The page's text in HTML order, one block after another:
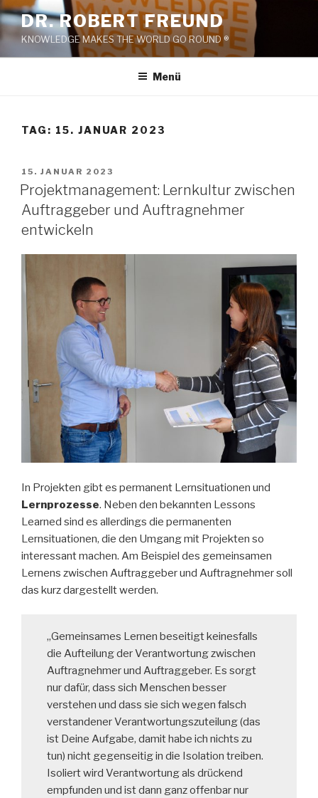
Zum
Inhalt
springen
DR. ROBERT FREUND
KNOWLEDGE MAKES THE WORLD GO ROUND ®
Menü
TAG: 15. JANUAR 2023
VERÖFFENTLICHT
AM
15. JANUAR 2023
Projektmanagement: Lernkultur zwischen
Auftraggeber und Auftragnehmer
entwickeln
In Projekten gibt es permanent Lernsituationen und
Lernprozesse. Neben den bekannten Lessons
Learned sind es allerdings die permanenten
Lernsituationen, die den Umgang mit Projekten so
interessant machen. Am Beispiel des gemeinsamen
Lernens zwischen Auftraggeber und Auftragnehmer soll
das kurz dargestellt werden.
„Gemeinsames Lernen beseitigt keinesfalls
die Aufteilung der Verantwortung zwischen
Auftragnehmer und Auftraggeber. Es sorgt
nur dafür, dass sich Menschen besser
verstehen und dass sie sich wegen falsch
verstandener Verantwortungszuteilung (das
ist Deine Aufgabe, damit habe ich nichts zu
tun) nicht gegenseitig in die Isolation treiben.
Isoliert wird Verantwortung als drückend
empfunden und ist dann ganz offenbar nur